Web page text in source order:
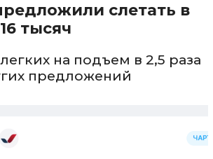
слетать в
тысяч
на подъем в 2,5 раза
предложений